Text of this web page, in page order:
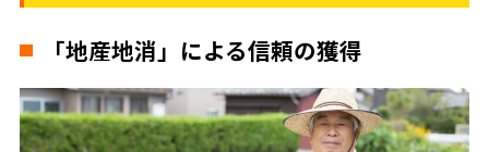
「地産地消」による信頼の獲得